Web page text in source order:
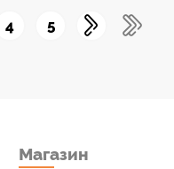
4 5
Магазин